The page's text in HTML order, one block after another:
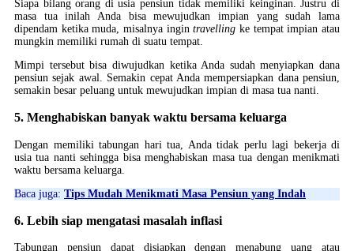
Siapa bilang orang di usia pensiun tidak memiliki keinginan. Justru di
masa tua inilah Anda bisa mewujudkan impian yang sudah lama
dipendam ketika muda, misalnya ingin travelling ke tempat impian atau
mungkin memiliki rumah di suatu tempat.
Mimpi tersebut bisa diwujudkan ketika Anda sudah menyiapkan dana
pensiun sejak awal. Semakin cepat Anda mempersiapkan dana pensiun,
semakin besar peluang untuk mewujudkan impian di masa tua nanti.
5. Menghabiskan banyak waktu bersama keluarga
Dengan memiliki tabungan hari tua, Anda tidak perlu lagi bekerja di
usia tua nanti sehingga bisa menghabiskan masa tua dengan menikmati
waktu bersama keluarga.
Baca juga: Tips Mudah Menikmati Masa Pensiun yang Indah
6. Lebih siap mengatasi masalah inflasi
Tabungan pensiun dapat disiapkan dengan menabung uang atau